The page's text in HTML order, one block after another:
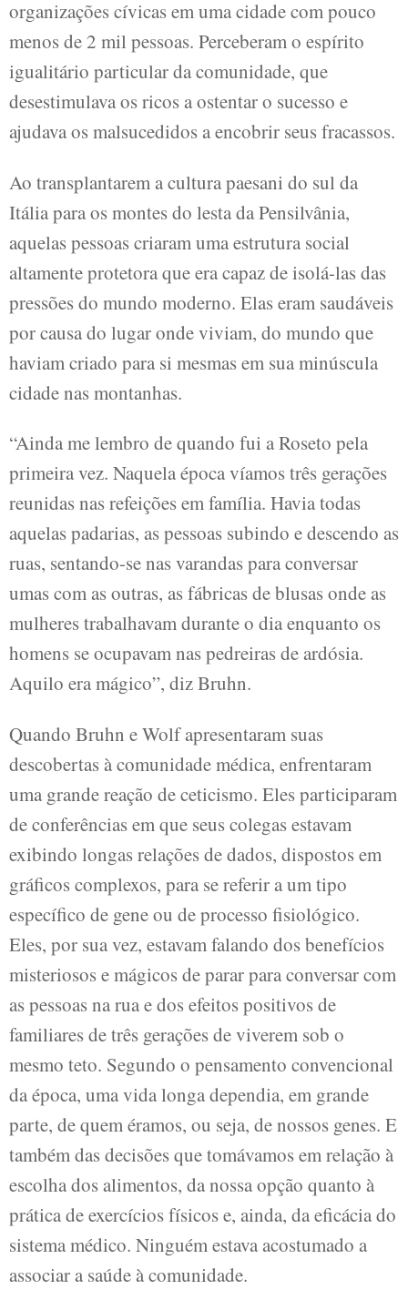
organizações cívicas em uma cidade com pouco
menos de 2 mil pessoas. Perceberam o espírito
igualitário particular da comunidade, que
desestimulava os ricos a ostentar o sucesso e
ajudava os malsucedidos a encobrir seus fracassos.
Ao transplantarem a cultura paesani do sul da
Itália para os montes do lesta da Pensilvânia,
aquelas pessoas criaram uma estrutura social
altamente protetora que era capaz de isolá-las das
pressões do mundo moderno. Elas eram saudáveis
por causa do lugar onde viviam, do mundo que
haviam criado para si mesmas em sua minúscula
cidade nas montanhas.
“Ainda me lembro de quando fui a Roseto pela
primeira vez. Naquela época víamos três gerações
reunidas nas refeições em família. Havia todas
aquelas padarias, as pessoas subindo e descendo as
ruas, sentando-se nas varandas para conversar
umas com as outras, as fábricas de blusas onde as
mulheres trabalhavam durante o dia enquanto os
homens se ocupavam nas pedreiras de ardósia.
Aquilo era mágico”, diz Bruhn.
Quando Bruhn e Wolf apresentaram suas
descobertas à comunidade médica, enfrentaram
uma grande reação de ceticismo. Eles participaram
de conferências em que seus colegas estavam
exibindo longas relações de dados, dispostos em
gráficos complexos, para se referir a um tipo
específico de gene ou de processo fisiológico.
Eles, por sua vez, estavam falando dos benefícios
misteriosos e mágicos de parar para conversar com
as pessoas na rua e dos efeitos positivos de
familiares de três gerações de viverem sob o
mesmo teto. Segundo o pensamento convencional
da época, uma vida longa dependia, em grande
parte, de quem éramos, ou seja, de nossos genes. E
também das decisões que tomávamos em relação à
escolha dos alimentos, da nossa opção quanto à
prática de exercícios físicos e, ainda, da eficácia do
sistema médico. Ninguém estava acostumado a
associar a saúde à comunidade.